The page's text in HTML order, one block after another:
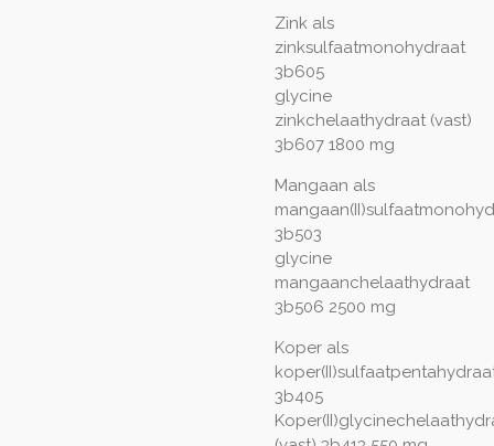
Zink als
zinksulfaatmonohydraat
3b605
glycine
zinkchelaathydraat (vast)
3b607 1800 mg
Mangaan als
3b503
glycine
mangaanchelaathydraat
3b506 2500 mg
Koper als
3b405